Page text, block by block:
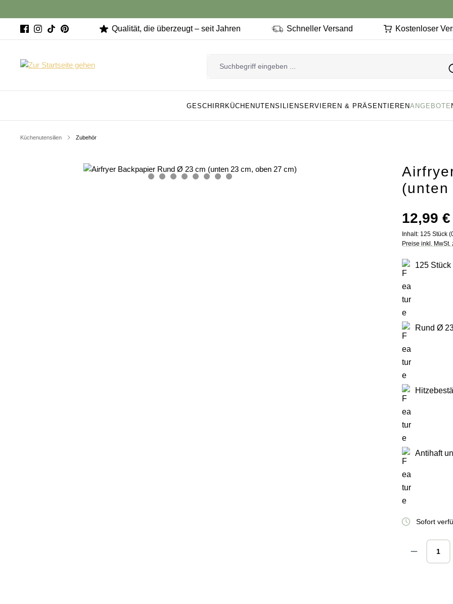
Qualität, die überzeugt – seit Jahren Schneller Versand Kostenloser
GESCHIRRKÜCHENUTENSILIENSERVIEREN & PRÄSENTIERENANGEBOTE
Küchenutensilien Zubehör
Bildergalerie überspringen
(unten
Regulärer Preis:
12,99 €
Inhalt: 125 Stück
Preise inkl. MwSt.
125
Rund Ø
Antihaft
Sofort
Produkt